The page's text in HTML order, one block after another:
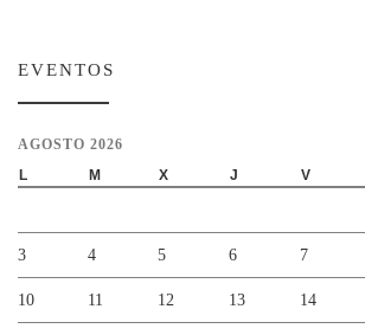
EVENTOS
AGOSTO 2026
L
M X J V
3 4 5 6 7
10 11 12 13 14